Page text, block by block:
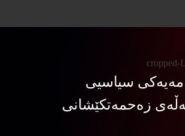
سیاسیی
زەحمەتکێشانی